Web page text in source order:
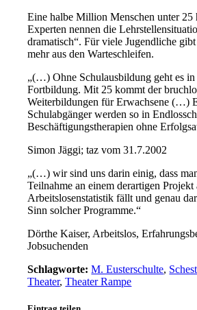
Eine halbe Million Menschen unter 25
Experten nennen die
dramatisch“. Für viele Jugendliche
mehr aus den Warteschleifen.
„(…) Ohne Schulausbildung geht es in
Fortbildung. Mit 25 kommt der
Weiterbildungen für Erwachsene (…)
Schulabgänger werden so in
Beschäftigungstherapien ohne
Simon Jäggi; taz vom 31.7.2002
„(…) wir sind uns darin einig, dass
Teilnahme an einem derartigen Projekt
Arbeitslosenstatistik fällt und genau
Sinn solcher Programme.“
Dörthe Kaiser, Arbeitslos,
Jobsuchenden
Schlagworte: M. Eusterschulte,
Theater,Theater Rampe